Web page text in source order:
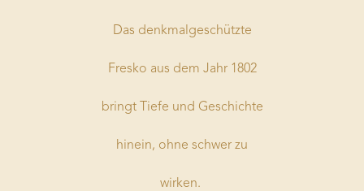
Das denkmalgeschützte
Fresko aus dem Jahr 1802
bringt Tiefe und Geschichte
hinein, ohne schwer zu
wirken.